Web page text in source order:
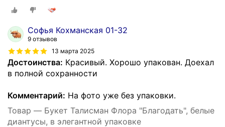
Софья Кохманская 01-32
9 отзывов
13 марта 2025
Достоинства: Красивый. Хорошо упакован. Доехал
в полной сохранности
Комментарий: На фото уже без упаковки.
Товар — Букет Талисман Флора "Благодать", белые
диантусы, в элегантной упаковке